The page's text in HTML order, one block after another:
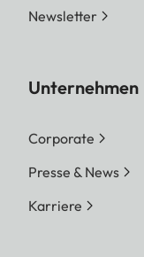
Newsletter
Unternehmen
Corporate
Presse & News
Karriere